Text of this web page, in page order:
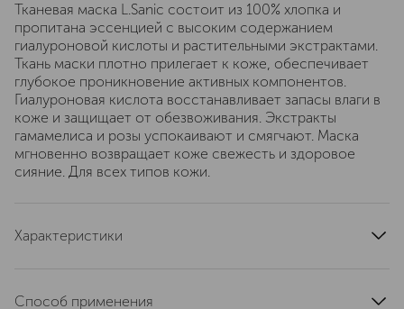
Тканевая маска L.Sanic состоит из 100% хлопка и
пропитана эссенцией с высоким содержанием
гиалуроновой кислоты и растительными экстрактами.
Ткань маски плотно прилегает к коже, обеспечивает
глубокое проникновение активных компонентов.
Гиалуроновая кислота восстанавливает запасы влаги в
коже и защищает от обезвоживания. Экстракты
гамамелиса и розы успокаивают и смягчают. Маска
мгновенно возвращает коже свежесть и здоровое
сияние. Для всех типов кожи.
Характеристики
область применения
Способ применения